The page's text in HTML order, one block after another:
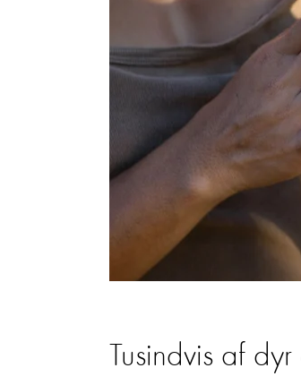
Tusindvis af